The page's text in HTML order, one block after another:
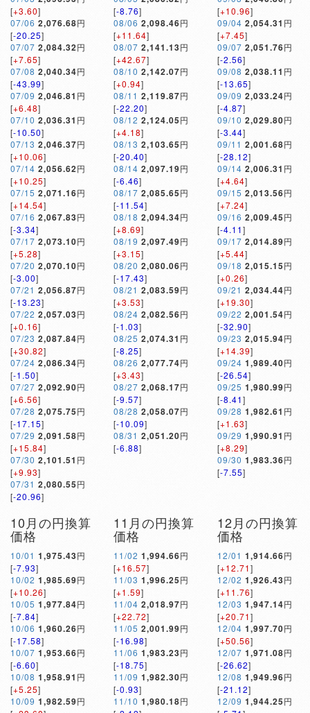
[+3.60]
07/06 2,076.68円
[-20.25]
07/07 2,084.32円
[+7.65]
07/08 2,040.34円
[-43.99]
07/09 2,046.81 円
[+6.48]
07/10 2,036.31 円
[-10.50]
07/13 2,046.37円
[+10.06]
07/14 2,056.62円
[+10.25]
07/15 2,071.16円
[+14.54]
07/16 2,067.83円
[-3.34]
07/17 2,073.10円
[+5.28]
07/20 2,070.10円
[-3.00]
07/21 2,056.87円
[-13.23]
07/22 2,057.03円
[+0.16]
07/23 2,087.84円
[+30.82]
07/24 2,086.34円
[-1.50]
07/27 2,092.90円
[+6.56]
07/28 2,075.75円
[-17.15]
07/29 2,091.58円
[+15.84]
07/30 2,101.51 円
[+9.93]
07/31 2,080.55円
[-20.96]
[-8.76]
08/06 2,098.46円
[+11.64]
08/07 2,141.13円
[+42.67]
08/10 2,142.07円
[+0.94]
08/11 2,119.87円
[-22.20]
08/12 2,124.05円
[+4.18]
08/13 2,103.65円
[-20.40]
08/14 2,097.19円
[-6.46]
08/17 2,085.65円
[-11.54]
08/18 2,094.34円
[+8.69]
08/19 2,097.49円
[+3.15]
08/20 2,080.06円
[-17.43]
08/21 2,083.59円
[+3.53]
08/24 2,082.56円
[-1.03]
08/25 2,074.31 円
[-8.25]
08/26 2,077.74円
[+3.43]
08/27 2,068.17円
[-9.57]
08/28 2,058.07円
[-10.09]
08/31 2,051.20円
[-6.88]
[+10.96]
09/04 2,054.31 円
[+7.45]
09/07 2,051.76円
[-2.56]
09/08 2,038.11 円
[-13.65]
09/09 2,033.24円
[-4.87]
09/10 2,029.80円
[-3.44]
09/11 2,001.68円
[-28.12]
09/14 2,006.31 円
[+4.64]
09/15 2,013.56円
[+7.24]
09/16 2,009.45円
[-4.11]
09/17 2,014.89円
[+5.44]
09/18 2,015.15円
[+0.26]
09/21 2,034.44円
[+19.30]
09/22 2,001.54円
[-32.90]
09/23 2,015.94円
[+14.39]
09/24 1,989.40円
[-26.54]
09/25 1,980.99円
[-8.41]
09/28 1,982.61 円
[+1.63]
09/29 1,990.91 円
[+8.29]
09/30 1,983.36円
[-7.55]
10月の円換算
価格
10/01 1,975.43円
[-7.93]
10/02 1,985.69円
[+10.26]
10/05 1,977.84円
[-7.84]
10/06 1,960.26円
[-17.58]
10/07 1,953.66円
[-6.60]
10/08 1,958.91 円
[+5.25]
10/09 1,982.59円
11月の円換算
価格
11/02 1,994.66円
[+16.57]
11/03 1,996.25円
[+1.59]
11/04 2,018.97円
[+22.72]
11/05 2,001.99円
[-16.98]
11/06 1,983.23円
[-18.75]
11/09 1,982.30円
[-0.93]
11/10 1,980.18円
12月の円換算
価格
12/01 1,914.66円
[+12.71]
12/02 1,926.43円
[+11.76]
12/03 1,947.14円
[+20.71]
12/04 1,997.70円
[+50.56]
12/07 1,971.08円
[-26.62]
12/08 1,949.96円
[-21.12]
12/09 1,944.25円